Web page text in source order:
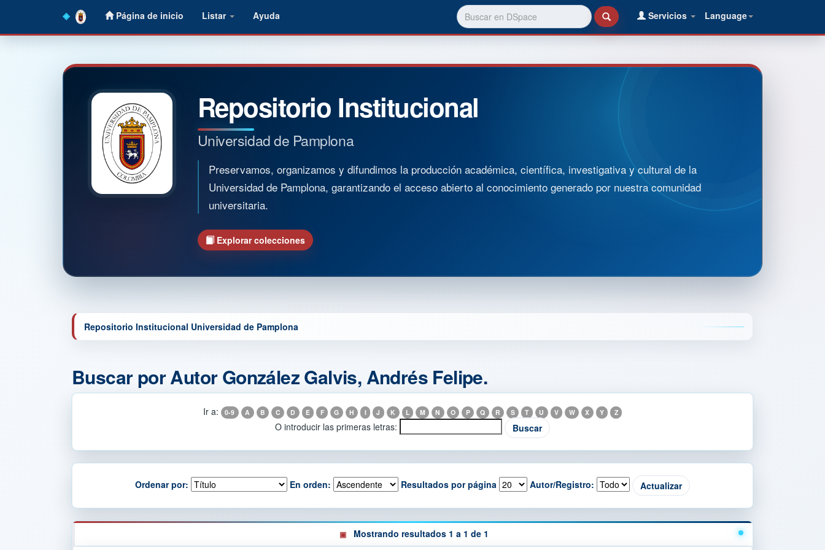
Página de inicio Listar Ayuda Language
Servicios
Repositorio Institucional
Universidad de Pamplona
Preservamos, organizamos y difundimos la producción académica, científica, investigativa y cultural de la
Universidad de Pamplona, garantizando el acceso abierto al conocimiento generado por nuestra comunidad
universitaria.
Explorar colecciones
Repositorio Institucional Universidad de Pamplona
Buscar por Autor González Galvis, Andrés Felipe.
Ir a: 0-9 A B C D E F G H I J K L M N O P Q R S T U V W X Y Z
O introducir las primeras letras:
Ordenar por: En orden: Resultados por página Autor/Registro:
Mostrando resultados 1 a 1 de 1